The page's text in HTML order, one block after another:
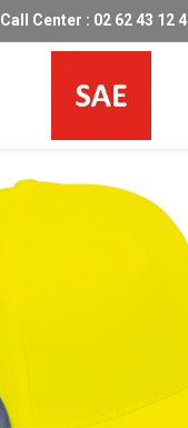
Call Center : 02 62 43 12